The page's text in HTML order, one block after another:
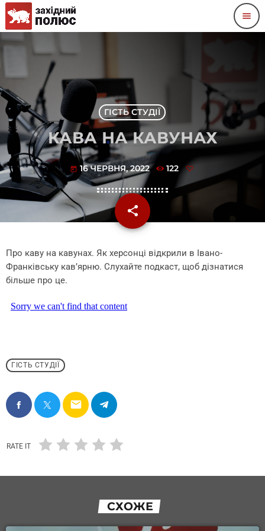
menu
ГІСТЬ СТУДІЇ
КАВА НА КАВУНАХ
today 16 ЧЕРВНЯ, 2022 122
share
email
Про каву на кавунах. Як херсонці відкрили в Івано-
Франківську кав’ярню. Слухайте подкаст, щоб дізнатися
більше про це.
ГІСТЬ СТУДІЇ
email
RATE IT
СХОЖЕ